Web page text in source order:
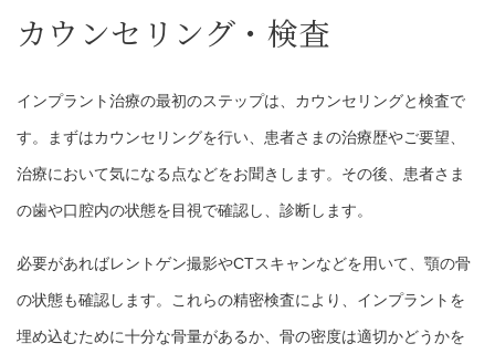
カウンセリング・検査
インプラント治療の最初のステップは、カウンセリングと検査で
す。まずはカウンセリングを行い、患者さまの治療歴やご要望、
治療において気になる点などをお聞きします。その後、患者さま
の歯や口腔内の状態を目視で確認し、診断します。
必要があればレントゲン撮影やCTスキャンなどを用いて、顎の骨
の状態も確認します。これらの精密検査により、インプラントを
埋め込むために十分な骨量があるか、骨の密度は適切かどうかを